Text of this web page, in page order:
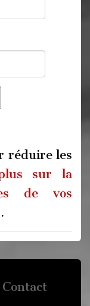
réduire les
sur la
de vos
.
Contact